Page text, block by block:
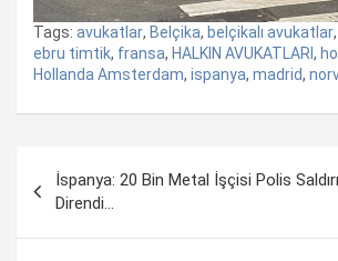
Tags: avukatlar, Belçika, belçikalı avukatlar,
ebru timtik, fransa, HALKIN AVUKATLARI,
Hollanda Amsterdam, ispanya, madrid,
Yazı
dolaşımı
İspanya: 20 Bin Metal İşçisi Polis
Direndi…